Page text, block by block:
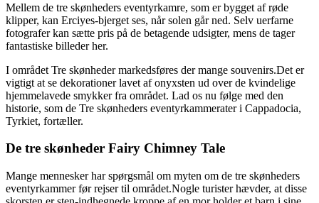
Mellem de tre skønheders eventyrkamre, som er bygget af røde
klipper, kan Erciyes-bjerget ses, når solen går ned. Selv uerfarne
fotografer kan sætte pris på de betagende udsigter, mens de tager
fantastiske billeder her.
I området Tre skønheder markedsføres der mange souvenirs.Det er
vigtigt at se dekorationer lavet af onyxsten ud over de kvindelige
hjemmelavede smykker fra området. Lad os nu følge med den
historie, som de Tre skønheders eventyrkammerater i Cappadocia,
Tyrkiet, fortæller.
De tre skønheder Fairy Chimney Tale
Mange mennesker har spørgsmål om myten om de tre skønheders
eventyrkammer før rejser til området.Nogle turister hævder, at disse